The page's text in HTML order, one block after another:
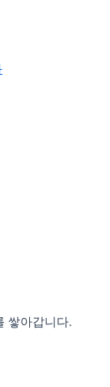
쌓아갑니다.